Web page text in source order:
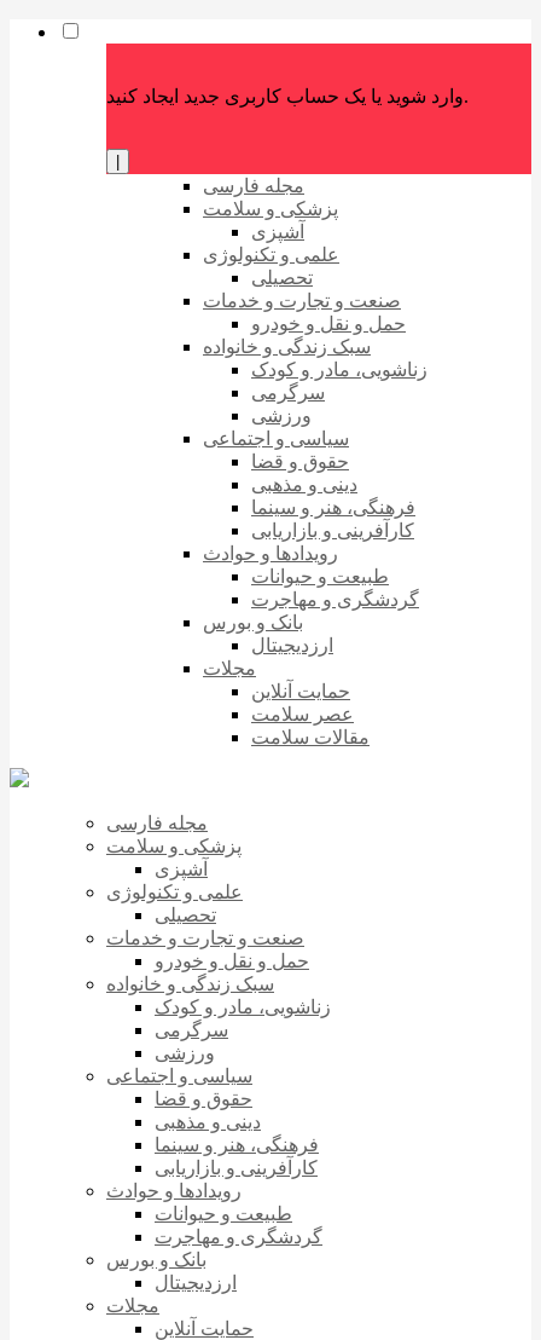
وارد شوید یا یک حساب کاربری جدید ایجاد کنید.
مجله فارسی
پزشکی و سلامت
آشپزی
علمی و تکنولوژی
تحصیلی
صنعت و تجارت و خدمات
حمل و نقل و خودرو
سبک زندگی و خانواده
زناشویی، مادر و کودک
سرگرمی
ورزشی
سیاسی و اجتماعی
حقوق و قضا
دینی و مذهبی
فرهنگی، هنر و سینما
کارآفرینی و بازاریابی
رویدادها و حوادث
طبیعت و حیوانات
گردشگری و مهاجرت
بانک و بورس
ارزدیجیتال
مجلات
حمایت آنلاین
عصر سلامت
مقالات سلامت
مجله فارسی
پزشکی و سلامت
آشپزی
علمی و تکنولوژی
تحصیلی
صنعت و تجارت و خدمات
حمل و نقل و خودرو
سبک زندگی و خانواده
زناشویی، مادر و کودک
سرگرمی
ورزشی
سیاسی و اجتماعی
حقوق و قضا
دینی و مذهبی
فرهنگی، هنر و سینما
کارآفرینی و بازاریابی
رویدادها و حوادث
طبیعت و حیوانات
گردشگری و مهاجرت
بانک و بورس
ارزدیجیتال
مجلات
حمایت آنلاین